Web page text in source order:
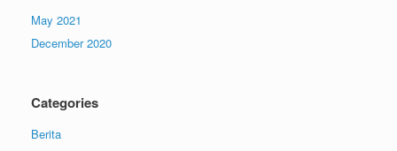
May 2021
December 2020
Categories
Berita